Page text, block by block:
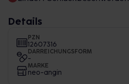
Details
PZN
12607316
DARREICHUNGSFORM
-
MARKE
neo-angin